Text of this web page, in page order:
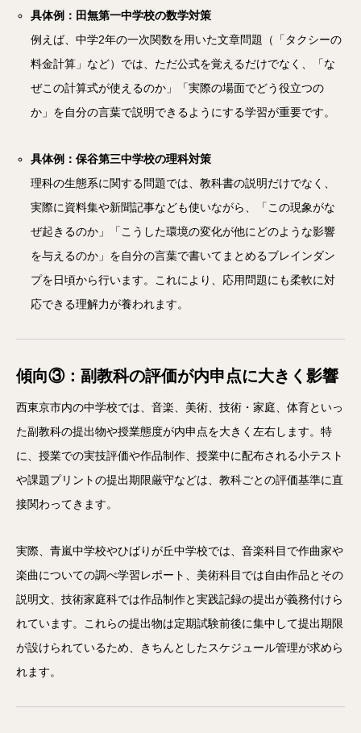
具体例：田無第一中学校の数学対策
例えば、中学2年の一次関数を用いた文章問題（「タクシーの
料金計算」など）では、ただ公式を覚えるだけでなく、「な
ぜこの計算式が使えるのか」「実際の場面でどう役立つの
か」を自分の言葉で説明できるようにする学習が重要です。
具体例：保谷第三中学校の理科対策
理科の生態系に関する問題では、教科書の説明だけでなく、
実際に資料集や新聞記事なども使いながら、「この現象がな
ぜ起きるのか」「こうした環境の変化が他にどのような影響
を与えるのか」を自分の言葉で書いてまとめるブレインダン
プを日頃から行います。これにより、応用問題にも柔軟に対
応できる理解力が養われます。
傾向③：副教科の評価が内申点に大きく影響
西東京市内の中学校では、音楽、美術、技術・家庭、体育といっ
た副教科の提出物や授業態度が内申点を大きく左右します。特
に、授業での実技評価や作品制作、授業中に配布される小テスト
や課題プリントの提出期限厳守などは、教科ごとの評価基準に直
接関わってきます。
実際、青嵐中学校やひばりが丘中学校では、音楽科目で作曲家や
楽曲についての調べ学習レポート、美術科目では自由作品とその
説明文、技術家庭科では作品制作と実践記録の提出が義務付けら
れています。これらの提出物は定期試験前後に集中して提出期限
が設けられているため、きちんとしたスケジュール管理が求めら
れます。